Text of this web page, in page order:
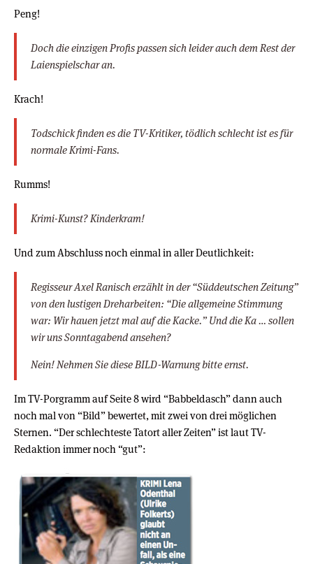
Peng!
Doch die einzigen Profis passen sich leider auch dem Rest der
Laienspielschar an.
Krach!
Todschick finden es die TV-Kritiker, tödlich schlecht ist es für
normale Krimi-Fans.
Rumms!
Krimi-Kunst? Kinderkram!
Und zum Abschluss noch einmal in aller Deutlichkeit:
Regisseur Axel Ranisch erzählt in der “Süddeutschen Zeitung”
von den lustigen Dreharbeiten: “Die allgemeine Stimmung
war: Wir hauen jetzt mal auf die Kacke.” Und die Ka … sollen
wir uns Sonntagabend ansehen?
Nein! Nehmen Sie diese BILD-Warnung bitte ernst.
Im TV-Porgramm auf Seite 8 wird “Babbeldasch” dann auch
noch mal von “Bild” bewertet, mit zwei von drei möglichen
Sternen. “Der schlechteste Tatort aller Zeiten” ist laut TV-
Redaktion immer noch “gut”: